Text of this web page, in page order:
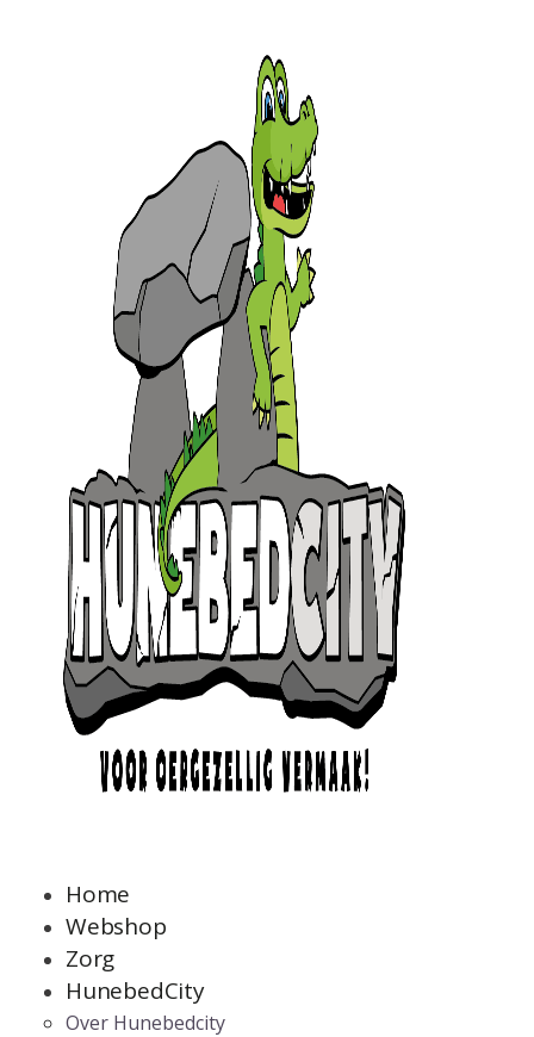
Home
Webshop
Zorg
HunebedCity
Over Hunebedcity